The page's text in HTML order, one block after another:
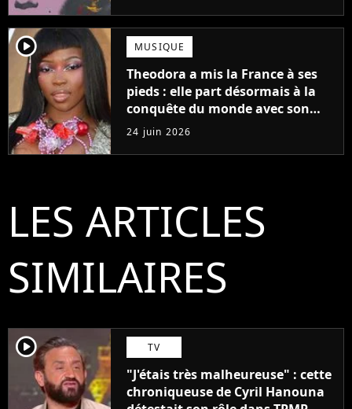
player2 MUSIQUE
Theodora a mis la France à ses
pieds : elle part désormais à la
conquête du monde avec son
premier gros feat international
24 juin 2026
LES ARTICLES
SIMILAIRES
player2 TV
"J'étais très malheureuse" : cette
chroniqueuse de Cyril Hanouna